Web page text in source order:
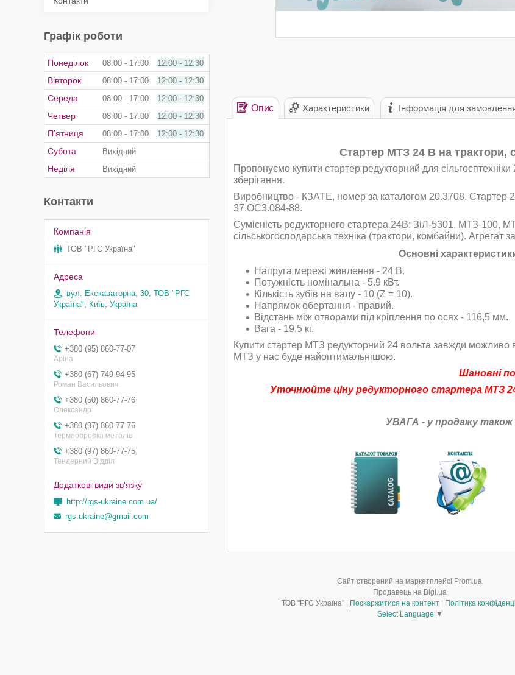
Опис Характеристики Інформація для
Стартер МТЗ 24 В на трактори,
Пропонуємо купити стартер редукторний для
зберігання.
Виробництво - КЗАТЕ, номер за каталогом 20.3708. Стартер
37.ОС3.084-88.
Сумісність редукторного стартера 24В: ЗіЛ-5301, МТЗ-100,
сільськогосподарська техніка (трактори, комбайни).
Основні
Напруга мережі живлення - 24 В.
Потужність номінальна - 5.9 кВт.
Кількість зубів на валу - 10 (Z = 10).
Напрямок обертання - правий.
Відстань між отворами під кріплення по осях - 116,5 мм.
Вага - 19,5 кг.
Купити стартер МТЗ редукторний 24 вольта завжди можливо
МТЗ у нас буде найоптимальнішою.
Шановні
Уточнюйтеціну редукторного стартера МТЗ
УВАГА - у продажу також
Графік роботи
Понеділок 08:00 17:00 12:00 12:30
Вівторок 08:00 17:00 12:00 12:30
Середа 08:00 17:00 12:00 12:30
Четвер 08:00 17:00 12:00 12:30
Пʼятниця 08:00 17:00 12:00 12:30
Субота Вихідний
Неділя Вихідний
Контакти
ТОВ "РГС Україна"
вул. Екскаваторна, 30, ТОВ "РГС
Україна", Київ, Україна
+380 (95) 860-77-07
Аріна
+380 (67) 749-94-95
Роман Васильович
+380 (50) 860-77-76
Олександр
+380 (97) 860-77-76
Термообробка металів
+380 (97) 860-77-75
Тендерний Відділ
http://rgs-ukraine.com.ua/
rgs.ukraine@gmail.com
Сайт створений на маркетплейсі Prom.ua
Продавець на Bigl.ua
ТОВ "РГС Україна" | Поскаржитися на контент | Політика
Select Language ▼